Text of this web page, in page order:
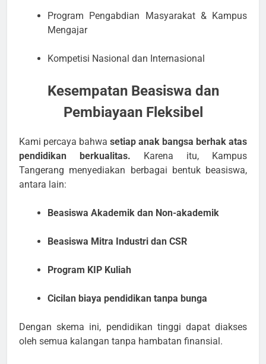
Program Pengabdian Masyarakat & Kampus
Mengajar
Kompetisi Nasional dan Internasional
Kesempatan Beasiswa dan
Pembiayaan Fleksibel
Kami percaya bahwa setiap anak bangsa berhak atas
pendidikan berkualitas. Karena itu, Kampus
Tangerang menyediakan berbagai bentuk beasiswa,
antara lain:
Beasiswa Akademik dan Non-akademik
Beasiswa Mitra Industri dan CSR
Program KIP Kuliah
Cicilan biaya pendidikan tanpa bunga
Dengan skema ini, pendidikan tinggi dapat diakses
oleh semua kalangan tanpa hambatan finansial.